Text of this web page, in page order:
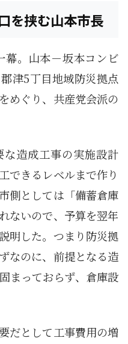
を挟む山本市長
幕。山本－坂本コンビ
津5丁目地域防災拠点
めぐり、共産党会派の
造成工事の実施設計
できるレベルまで作り
側としては「備蓄倉庫
ないので、予算を翌年
明した。つまり防災拠
なのに、前提となる造
まっておらず、倉庫設
だとして工事費用の増